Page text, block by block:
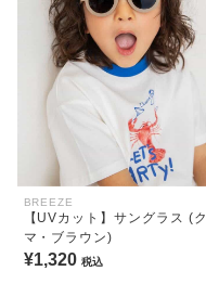
BREEZE
【UVカット】サングラス (ク
マ・ブラウン)
¥1,320 税込